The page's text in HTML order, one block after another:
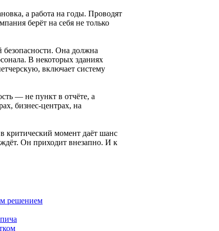
а работа на годы. Проводят
берёт на себя не только
Она должна
В некоторых зданиях
включает систему
— не пункт в отчёте, а
бизнес-центрах, на
критический момент даёт шанс
Он приходит внезапно. И к
решением